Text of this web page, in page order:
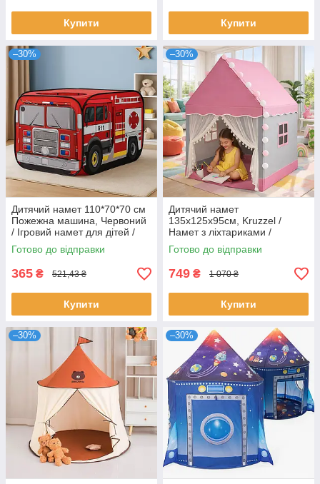
Купити Купити
–30%
Дитячий намет 110*70*70 см
Пожежна машина, Червоний
/ Ігровий намет для дітей /
Складний намет дитячий
Готово до відправки
365 ₴ 521,43 ₴
Купити
–30%
Дитячий намет
135х125х95см, Kruzzel /
Намет з ліхтариками /
Будиночок намет з гірляндою
Готово до відправки
749 ₴ 1 070 ₴
Купити
–30% –30%